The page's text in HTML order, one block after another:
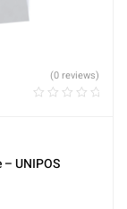
(0 reviews)